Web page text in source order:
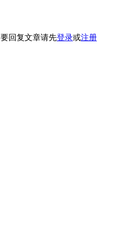
要回复文章请先登录或注册